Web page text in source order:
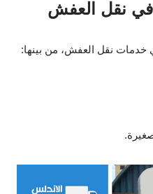
في نقل العفش
نقل العفش، من بينها: